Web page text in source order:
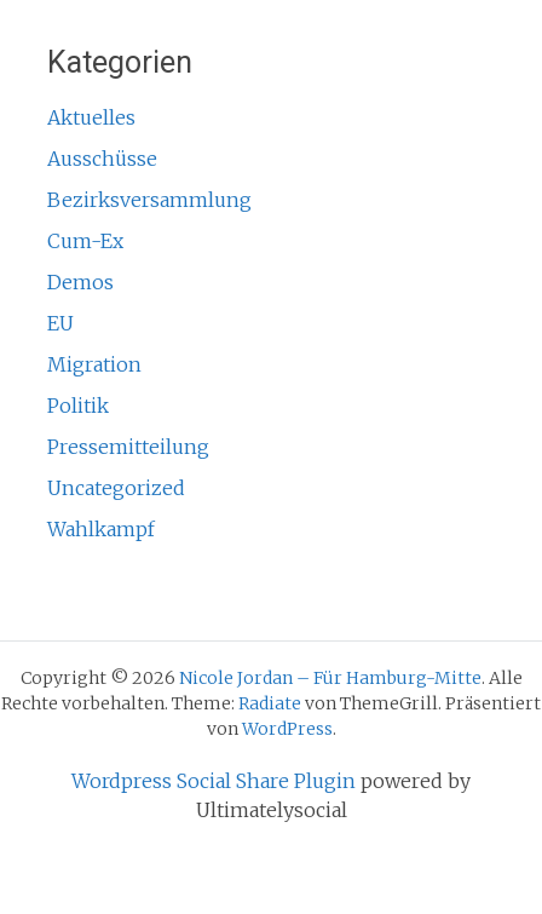
Kategorien
Aktuelles
Ausschüsse
Bezirksversammlung
Cum-Ex
Demos
EU
Migration
Politik
Pressemitteilung
Uncategorized
Wahlkampf
Copyright © 2026 Nicole Jordan – Für Hamburg-Mitte. Alle
Rechte vorbehalten. Theme: Radiate von ThemeGrill. Präsentiert
vonWordPress.
Wordpress Social Share Plugin powered by
Ultimatelysocial